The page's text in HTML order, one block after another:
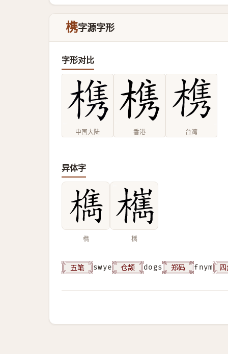
槜字源字形
字形对比
中国大陆 香港 台湾
异体字
檇 㰎
五笔 swye 仓颉 dogs 郑码 fnym